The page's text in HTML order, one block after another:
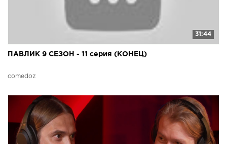
31:44
ПАВЛИК 9 СЕЗОН - 11 серия (КОНЕЦ)
comedoz